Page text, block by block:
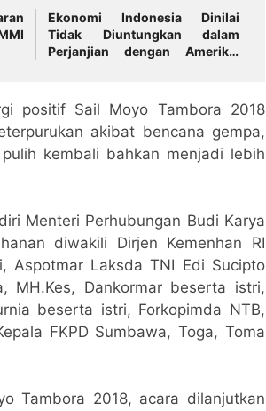
Ekonomi Indonesia Dinilai
Tidak Diuntungkan dalam
Perjanjian dengan Amerika,
positif Sail Moyo Tambora 2018
akibat bencana gempa,
kembali bahkan menjadi lebih
Menteri Perhubungan Budi Karya
diwakili Dirjen Kemenhan RI
Aspotmar Laksda TNI Edi Sucipto
MH.Kes, Dankormar beserta istri,
beserta istri, Forkopimda NTB,
FKPD Sumbawa, Toga, Toma
Tambora 2018, acara dilanjutkan